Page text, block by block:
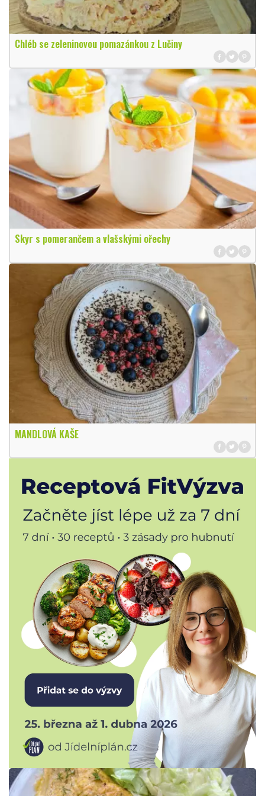
Chléb se zeleninovou pomazánkou z Lučiny
Skyr s pomerančem a vlašskými ořechy
MANDLOVÁ KAŠE